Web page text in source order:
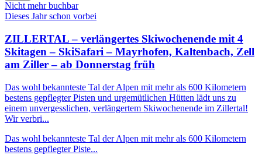
Nicht mehr buchbar
Dieses Jahr schon vorbei
ZILLERTAL – verlängertes Skiwochenende mit 4
Skitagen – SkiSafari – Mayrhofen, Kaltenbach, Zell
am Ziller – ab Donnerstag früh
Das wohl bekannteste Tal der Alpen mit mehr als 600 Kilometern
bestens gepflegter Pisten und urgemütlichen Hütten lädt uns zu
einem unvergesslichen, verlängertem Skiwochenende im Zillertal!
Wir verbri...
Das wohl bekannteste Tal der Alpen mit mehr als 600 Kilometern
bestens gepflegter Piste...